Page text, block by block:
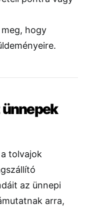
hogy
ünnepek
tolvajok
az ünnepi
arra,